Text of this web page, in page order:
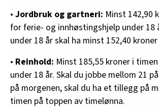
• Jordbruk og gartneri: Minst 142,90
for ferie- og innhøstingshjelp under 18
under 18 år skal ha minst 152,40
• Reinhold: Minst 185,55 kroner i
under 18 år. Skal du jobbe mellom 21
på morgenen, skal du ha et tillegg på
timen på toppen av timelønna.